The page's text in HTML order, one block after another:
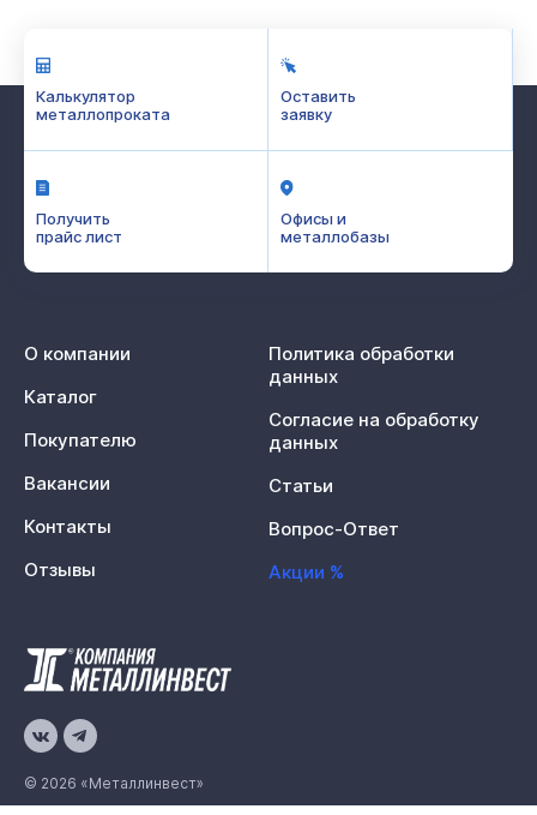
Калькулятор
металлопроката
Оставить
заявку
Получить
прайс лист
Офисы и
металлобазы
© 2026 «Металлинвест»
О компании
Каталог
Покупателю
Вакансии
Контакты
Отзывы
Политика обработки
данных
Согласие на обработку
данных
Статьи
Вопрос-Ответ
Акции %